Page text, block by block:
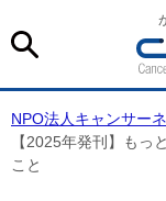
NPO法人キャンサー
【2025年発刊】もっ
こと